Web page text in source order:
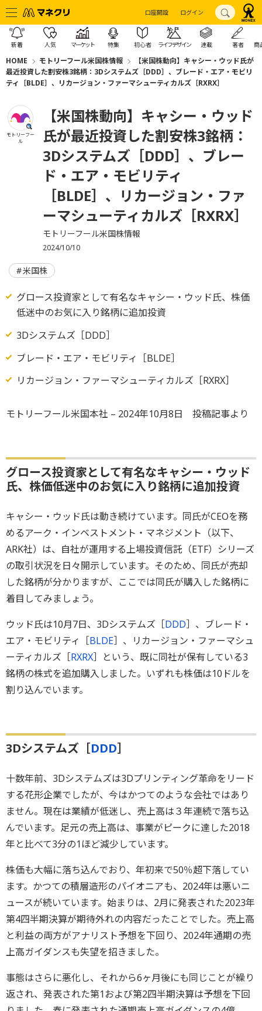
口座開設 ログイン
新着 人気 マーケット 特集 初心者 ライフデザイン 連載 著者 商
HOME モトリーフール米国株情報
【米国株動向】キャシー・ウッド氏が
最近投資した割安株3銘柄：3Dシステムズ［DDD］、ブレード・エア・モビリ
ティ［BLDE］、リカージョン・ファーマシューティカルズ［RXRX］
モトリーフー
ル
【米国株動向】キャシー・ウッド
氏が最近投資した割安株3銘柄：
3Dシステムズ［DDD］、ブレー
ド・エア・モビリティ
［BLDE］、リカージョン・ファ
ーマシューティカルズ［RXRX］
モトリーフール米国株情報
2024/10/10
米国株
グロース投資家として有名なキャシー・ウッド氏、株価
低迷中のお気に入り銘柄に追加投資
3Dシステムズ［DDD］
ブレード・エア・モビリティ［BLDE］
リカージョン・ファーマシューティカルズ［RXRX］
モトリーフール米国本社 – 2024年10月8日 投稿記事より
グロース投資家として有名なキャシー・ウッド
氏、株価低迷中のお気に入り銘柄に追加投資
キャシー・ウッド氏は動き続けています。同氏がCEOを務
めるアーク・インベストメント・マネジメント（以下、
ARK社）は、自社が運用する上場投資信託（ETF）シリーズ
の取引状況を日々開示しています。そのため、同氏が売却
した銘柄が分かりますが、ここでは同氏が購入した銘柄に
着目してみましょう。
ウッド氏は10月7日、3Dシステムズ［DDD］、ブレード・
エア・モビリティ［BLDE］、リカージョン・ファーマシュ
ーティカルズ［RXRX］という、既に同社が保有している3
銘柄の株式を追加購入しました。いずれも株価は10ドルを
割り込んでいます。
3Dシステムズ［DDD］
十数年前、3Dシステムズは3Dプリンティング革命をリード
する花形企業でしたが、今はかつてのような会社ではあり
ません。現在は業績が低迷し、売上高は３年連続で落ち込
んでいます。足元の売上高は、事業がピークに達した2018
年と比べて3分の1ほど減少しています。
株価も大幅に落ち込んでおり、年初来で50％超下落してい
ます。かつての積層造形のパイオニアも、2024年は悪いニ
ュースが続いています。始まりは、2月に発表された2023年
第4四半期決算が期待外れの内容だったことでした。売上高
と利益の両方がアナリスト予想を下回り、2024年通期の売
上高ガイダンスも失望を招きました。
事態はさらに悪化し、それから6ヶ月後にも同じことが繰り
返され、発表された第1および第2四半期決算は予想を下回